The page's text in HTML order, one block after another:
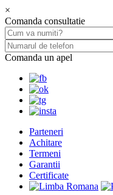
×
Comanda consultatie
Comanda un apel
Parteneri
Achitare
Termeni
Garantii
Certificate